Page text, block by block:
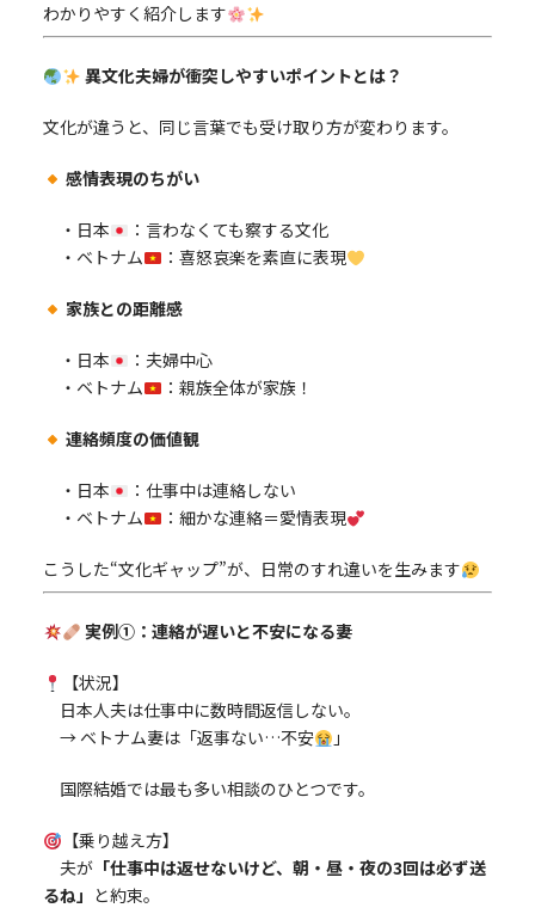
わかりやすく紹介します
異文化夫婦が衝突しやすいポイントとは？
文化が違うと、同じ言葉でも受け取り方が変わります。
感情表現のちがい
・日本
：言わなくても察する文化
・ベトナム
：喜怒哀楽を素直に表現
家族との距離感
・日本
：夫婦中心
・ベトナム
：親族全体が家族！
連絡頻度の価値観
・日本
：仕事中は連絡しない
・ベトナム
：細かな連絡＝愛情表現
こうした“文化ギャップ”が、日常のすれ違いを生みます
実例①：連絡が遅いと不安になる妻
【状況】
日本人夫は仕事中に数時間返信しない。
→ ベトナム妻は「返事ない…不安
」
国際結婚では最も多い相談のひとつです。
【乗り越え方】
夫が「仕事中は返せないけど、朝・昼・夜の3回は必ず送
るね」 と約束。